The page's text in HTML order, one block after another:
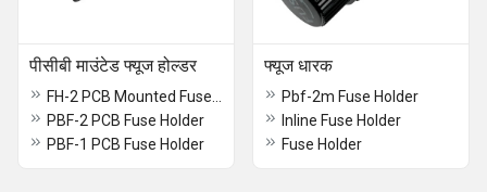
पीसीबी माउंटेड फ्यूज होल्डर
PBF-2 PCB Fuse Holder
PBF-1 PCB Fuse Holder
फ्यूज धारक
Pbf-2m Fuse Holder
Inline Fuse Holder
Fuse Holder